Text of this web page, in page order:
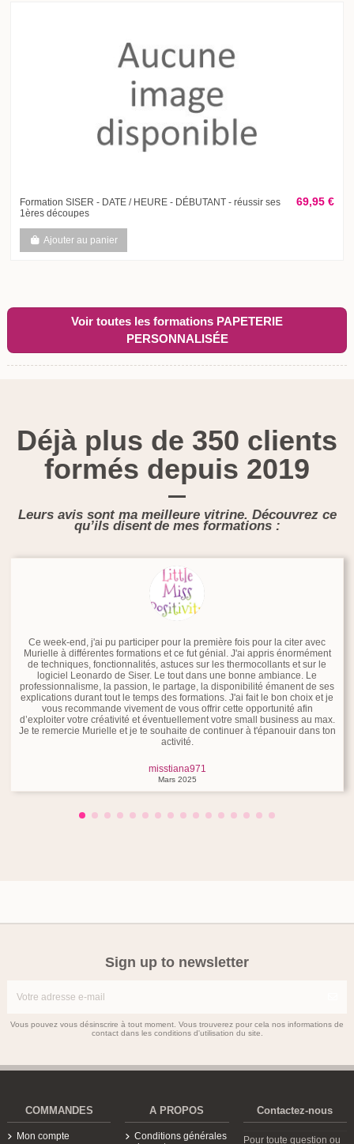
Formation SISER - DATE / HEURE - DÉBUTANT - réussir ses
1ères découpes
69,95 €
Ajouter au panier
Voir toutes les formations PAPETERIE
PERSONNALISÉE
Déjà plus de 350 clients
formés depuis 2019
Leurs avis sont ma meilleure vitrine. Découvrez ce
qu’ils disent de mes formations :
Ce week-end, j'ai pu participer pour la première fois pour la citer avec
Murielle à différentes formations et ce fut génial. J'ai appris énormément
de techniques, fonctionnalités, astuces sur les thermocollants et sur le
logiciel Leonardo de Siser. Le tout dans une bonne ambiance. Le
professionnalisme, la passion, le partage, la disponibilité émanent de ses
explications durant tout le temps des formations. J'ai fait le bon choix et je
vous recommande vivement de vous offrir cette opportunité afin
d’exploiter votre créativité et éventuellement votre small business au max.
Je te remercie Murielle et je te souhaite de continuer à t'épanouir dans ton
activité.
misstiana971
Mars 2025
Sign up to newsletter
Vous pouvez vous désinscrire à tout moment. Vous trouverez pour cela nos informations de
contact dans les conditions d'utilisation du site.
COMMANDES
Mon compte
A PROPOS
Conditions générales
Contactez-nous
Pour toute question ou